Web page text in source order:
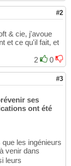
#2
& cie, j'avoue
et ce qu'il fait, et
2
0
#3
ses
ont été
les ingénieurs
venir dans
leurs